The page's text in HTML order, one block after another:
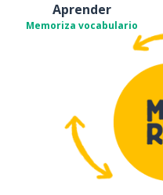
Aprender
Memoriza vocabulario